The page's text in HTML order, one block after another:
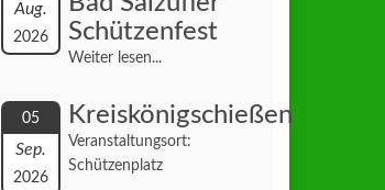
Aug.
2026
Schützenfest
Weiter lesen...
05
Sep.
2026
Kreiskönigschießen
Veranstaltungsort:
Schützenplatz